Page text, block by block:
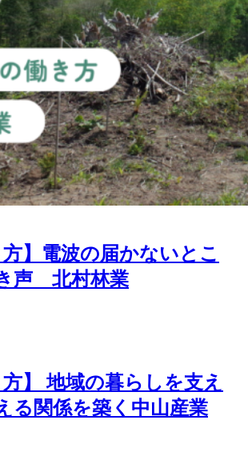
方】電波の届かないとこ
声 北村林業
方】 地域の暮らしを支え
る関係を築く中山産業